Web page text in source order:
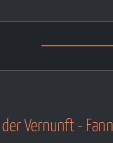
Vernunft -